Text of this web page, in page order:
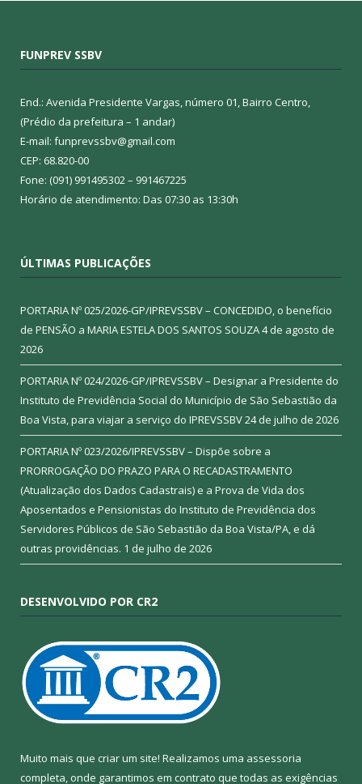
FUNPREV SSBV
End.: Avenida Presidente Vargas, número 01, Bairro Centro,
(Prédio da prefeitura – 1 andar)
E-mail: funprevssbv@gmail.com
CEP: 68.820-00
Fone: (091) 991495302 – 991467225
Horário de atendimento: Das 07:30 as 13:30h
ÚLTIMAS PUBLICAÇÕES
PORTARIA Nº 025/2026-GP/IPREVSSBV – CONCEDIDO, o benefício
de PENSÃO a MARIA ESTELA DOS SANTOS SOUZA4 de agosto de
2026
PORTARIA Nº 024/2026-GP/IPREVSSBV – Designar a Presidente do
Instituto de Previdência Social do Município de São Sebastião da
Boa Vista, para viajar a serviço do IPREVSSBV24 de julho de 2026
PORTARIA Nº 023/2026/IPREVSSBV – Dispõe sobre a
PRORROGAÇÃO DO PRAZO PARA O RECADASTRAMENTO
(Atualização dos Dados Cadastrais) e a Prova de Vida dos
Aposentados e Pensionistas do Instituto de Previdência dos
Servidores Públicos de São Sebastião da Boa Vista/PA, e dá
outras providências. 1 de julho de 2026
DESENVOLVIDO POR CR2
Muito mais que criar um site! Realizamos uma assessoria
completa, onde garantimos em contrato que todas as exigências